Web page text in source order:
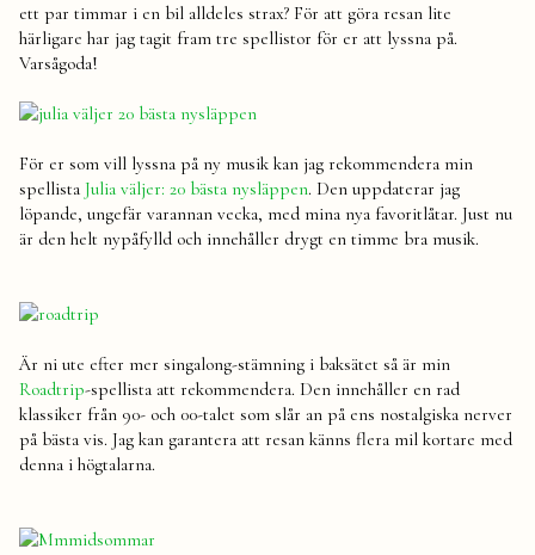
ett par timmar i en bil alldeles strax? För att göra resan lite
härligare har jag tagit fram tre spellistor för er att lyssna på.
Varsågoda!
För er som vill lyssna på ny musik kan jag rekommendera min
spellista Julia väljer: 20 bästa nysläppen. Den uppdaterar jag
löpande, ungefär varannan vecka, med mina nya favoritlåtar. Just nu
är den helt nypåfylld och innehåller drygt en timme bra musik.
Är ni ute efter mer singalong-stämning i baksätet så är min
Roadtrip-spellista att rekommendera. Den innehåller en rad
klassiker från 90- och 00-talet som slår an på ens nostalgiska nerver
på bästa vis. Jag kan garantera att resan känns flera mil kortare med
denna i högtalarna.